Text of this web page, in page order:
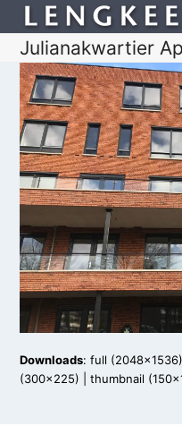
Julianakwartier
Downloads:full (2048x1536)
(300x225) |thumbnail